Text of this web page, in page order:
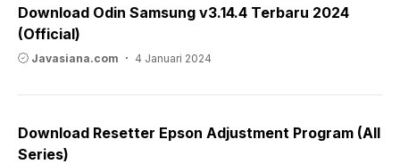
Download Odin Samsung v3.14.4 Terbaru 2024
(Official)
Javasiana.com 4 Januari 2024
Download Resetter Epson Adjustment Program (All
Series)